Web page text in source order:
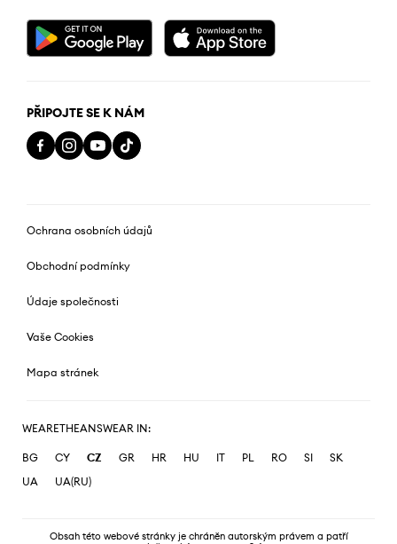
PŘIPOJTE SE K NÁM
Ochrana osobních údajů
Obchodní podmínky
Údaje společnosti
Vaše Cookies
Mapa stránek
WEARETHEANSWEAR IN:
BG CY CZ GR HR HU IT PL RO SI
SK
UA
UA(RU)
Obsah této webové stránky je chráněn autorským právem a patří